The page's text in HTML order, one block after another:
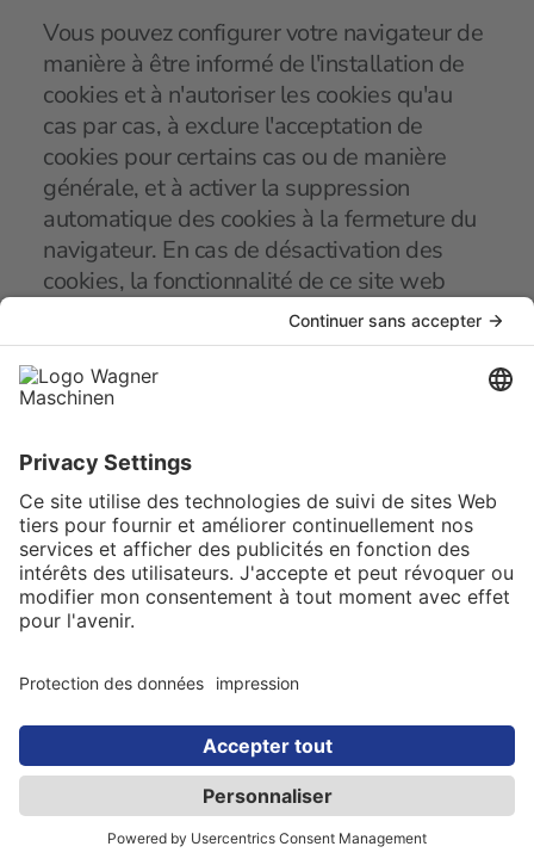
Vous pouvez configurer votre navigateur de
manière à être informé de l'installation de
cookies et à n'autoriser les cookies qu'au
cas par cas, à exclure l'acceptation de
cookies pour certains cas ou de manière
générale, et à activer la suppression
automatique des cookies à la fermeture du
navigateur. En cas de désactivation des
cookies, la fonctionnalité de ce site web
Pour savoir quels cookies et services sont
utilisés sur ce site web, veuillez consulter
données.
Consentement avec Usercentrics
Ce site web utilise la technologie Consent
de Usercentrics pour obtenir votre
consentement à l'enregistrement de
certains cookies sur votre terminal ou à
l'utilisation de certaines technologies et
pour documenter ce consentement
conformément à la protection des données.
Le fournisseur de cette technologie est la
société Usercentrics GmbH, Sendlinger
Straße 7, 80331 Munich, site web:
https://usercentrics.com/de/
(ci-après